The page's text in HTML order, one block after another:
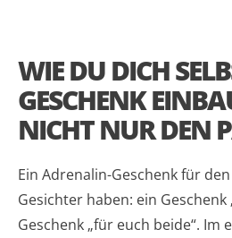
WIE DU DICH
GESCHENK
NICHT NUR DEN
Ein Adrenalin-Geschenk für
Gesichter haben: ein
Geschenk „für euch beide“. Im